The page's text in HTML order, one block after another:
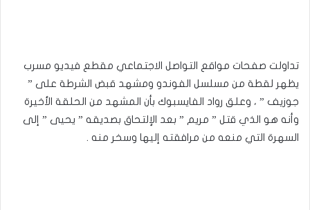
تداولت صفحات مواقع التواصل الاجتماعي مقطع فيديو مسرب
يظهر لقطة من مسلسل الفوندو ومشهد قبض الشرطة على ”
جوزيف ” ، وعلق رواد الفايسبوك بأن المشهد من الحلقة الأخيرة
وأنه هو الذي قتل ” مريم ” بعد الإلتحاق بصديقه ” يحيى ” إلى
السهرة التي منعه من مرافقته إليها وسخر منه .